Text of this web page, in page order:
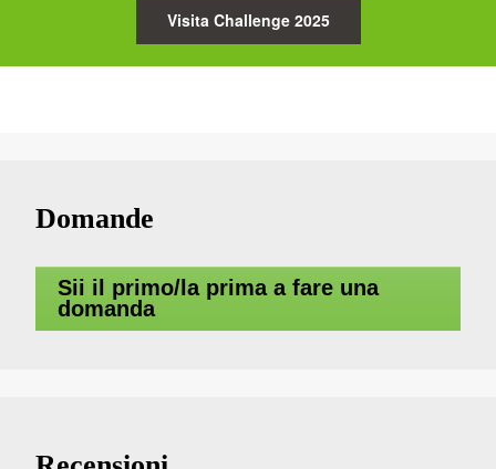
Visita Challenge 2025
Domande
Sii il primo/la prima a fare una
domanda